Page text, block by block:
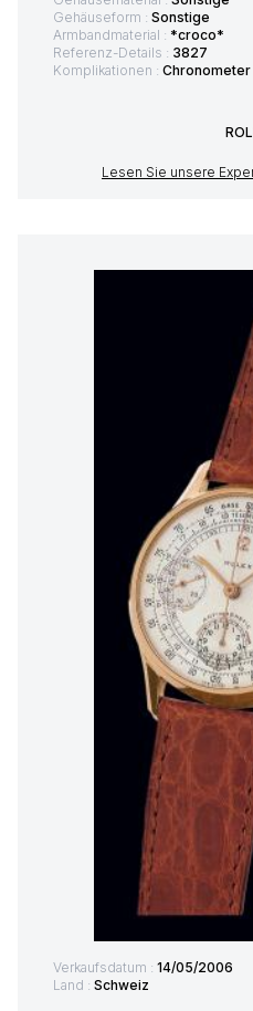
Gehäuseform : Sonstige
Armbandmaterial : *croco*
Referenz-Details : 3827
Komplikationen : Chronometer
Lesen Sie unsere
Verkaufsdatum : 14/05/2006
Land : Schweiz